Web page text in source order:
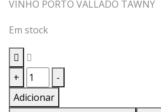
VINHO PORTO VALLADO TAWNY
Em stock
+
Quantidade
de
VINHO
-
Adicionar